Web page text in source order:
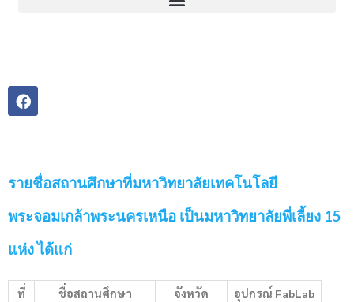
รายชื่อสถานศึกษาที่มหาวิทยาลัยเทคโนโลยี
พระจอมเกล้าพระนครเหนือ เป็นมหาวิทยาลัยพี่เลี้ยง 15
แห่ง ได้แก่
ที่ ชื่อสถานศึกษา จังหวัด อุปกรณ์ FabLab